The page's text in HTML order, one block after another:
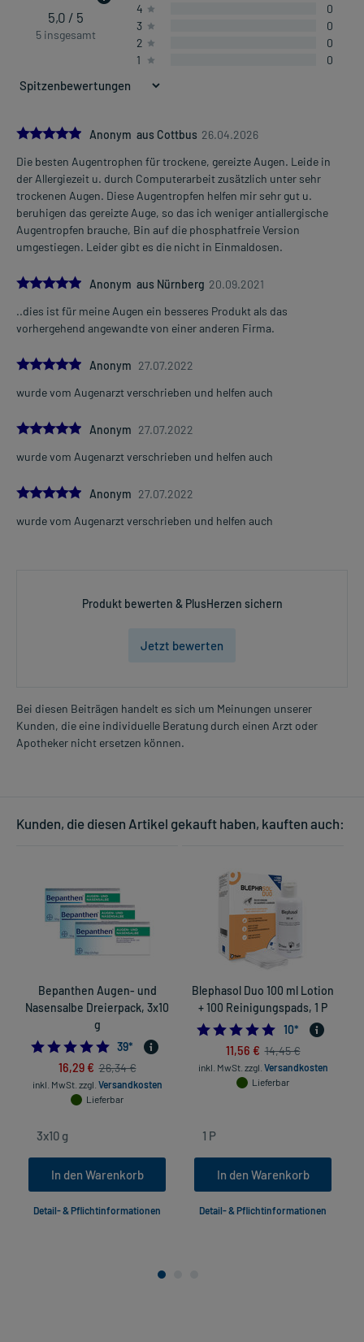
5,0 / 5
5 insgesamt
4
0
3
0
2
0
1
0
5.0Anonym aus Cottbus 26.04.2026
Die besten Augentrophen für trockene, gereizte Augen. Leide in
der Allergiezeit u. durch Computerarbeit zusätzlich unter sehr
trockenen Augen. Diese Augentropfen helfen mir sehr gut u.
beruhigen das gereizte Auge, so das ich weniger antiallergische
Augentropfen brauche, Bin auf die phosphatfreie Version
umgestiegen. Leider gibt es die nicht in Einmaldosen.
5.0Anonym aus Nürnberg 20.09.2021
..dies ist für meine Augen ein besseres Produkt als das
vorhergehend angewandte von einer anderen Firma.
5.0Anonym 27.07.2022
wurde vom Augenarzt verschrieben und helfen auch
5.0Anonym 27.07.2022
wurde vom Augenarzt verschrieben und helfen auch
5.0Anonym 27.07.2022
wurde vom Augenarzt verschrieben und helfen auch
Produkt bewerten & PlusHerzen sichern
Jetzt bewerten
Bei diesen Beiträgen handelt es sich um Meinungen unserer
Kunden, die eine individuelle Beratung durch einen Arzt oder
Apotheker nicht ersetzen können.
Kunden, die diesen Artikel gekauft haben, kauften auch:
Bepanthen Augen- und
Nasensalbe Dreierpack, 3x10
g
4.9743589743589745
39*
16,29 € 26,34 €
inkl. MwSt. zzgl. Versandkosten
Lieferbar
In den Warenkorb
Detail- & Pflichtinformationen
Blephasol Duo 100 ml Lotion
+ 100 Reinigungspads, 1 P
4.9
10*
11,56 € 14,45 €
inkl. MwSt. zzgl. Versandkosten
Lieferbar
In den Warenkorb
Detail- & Pflichtinformationen